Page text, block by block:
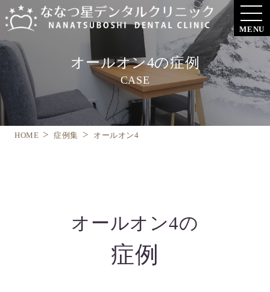
MENU
オールオン4の症例
CASE
HOME 症例集 オールオン4
オールオン4の
症例